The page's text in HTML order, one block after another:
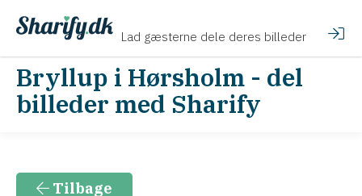
Lad gæsterne dele deres billeder
Bryllup i Hørsholm - del
billeder med Sharify
Tilbage